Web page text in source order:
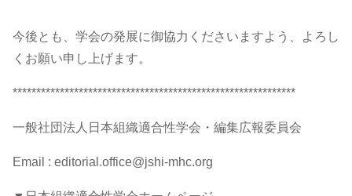
今後とも、学会の発展に御協力くださいますよう、よろし
くお願い申し上げます。
************************************************************
一般社団法人日本組織適合性学会・編集広報委員会
Email : editorial.office@jshi-mhc.org